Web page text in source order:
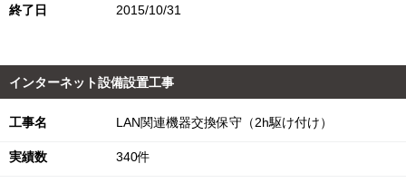
終了日 2015/10/31
インターネット設備設置工事
工事名 LAN関連機器交換保守（2h駆け付け）
実績数 340件